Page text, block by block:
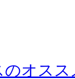
オスス